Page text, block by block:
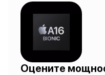
Оцените